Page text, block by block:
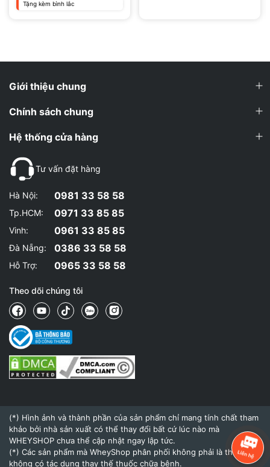
16 ngày ( 2 muỗng / ngày )
khác :
Thương
Rule 1
Hương vị :
Chocolate
1.3. Lợi ích tuyệt vời của Rule 1 Mass Gainer
Hơn 1,000 calories hỗtrợ tăng cân nhanh chóng, hiệu
40g protein tổng hợp từ Whey protein concentrate,
isolate và hydrolyzed hỗ trợ phát triển cơ bắp
200g hỗn hợp tinh bột phức tạp chất lượng cao, dễ hấp
2g Creatine Monohydrate giúp phát triển sức mạnh, cơ
bắp hiệu quả.
1g chuỗI triglycerides (MCT) là chất béo tốt hay gọi là
dầu dừa
500mg L-glutamine g
2. Cách sử dụng Rule 1 Mass Gainer hiệu quả
hãng, giá tốt nhất tại Hà Nội TpHCM.
Sử dụng từ 2 muỗng chia ra làm 4 lần sử dụng trong ngày. Mỗi
lần pha với nước nguội hoặc sữa tươi không đường và sử dụng
liền, tránh để lâu mất chất dinh dưỡng.
Tặng kèm bình lắc
Giới thiệu chung
Chính sách chung
Hệ thống cửa hàng
Tư vấn đặt hàng
Hà Nội: 0981 33 58 58
Tp.HCM: 0971 33 85 85
Vinh: 0961 33 85 85
Đà Nẵng: 0386 33 58 58
Hỗ Trợ: 0965 33 58 58
Theo dõi chúng tôi
(*) Hình ảnh và thành phần của sản phẩm chỉ mang tính chất tham
khảo bởi nhà sản xuất có thể thay đổi bất cứ lúc nào mà
WHEYSHOP chưa thể cập nhật ngay lập tức.
(*) Các sản phẩm mà WheyShop phân phối không phải là thuốc và
không có tác dụng thay thế thuốc chữa bệnh.